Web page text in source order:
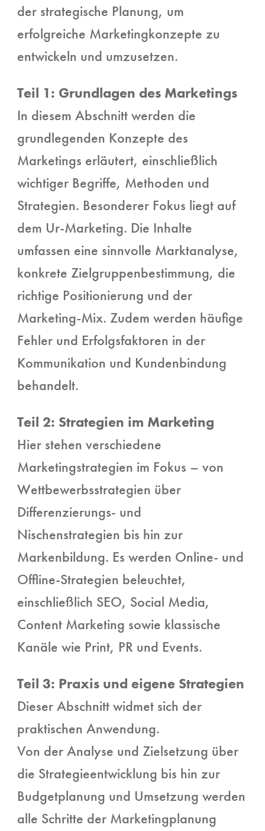
der strategische Planung, um
erfolgreiche Marketingkonzepte zu
entwickeln und umzusetzen.
Teil 1: Grundlagen des Marketings
In diesem Abschnitt werden die
grundlegenden Konzepte des
Marketings erläutert, einschließlich
wichtiger Begriffe, Methoden und
Strategien. Besonderer Fokus liegt auf
dem Ur-Marketing. Die Inhalte
umfassen eine sinnvolle Marktanalyse,
konkrete Zielgruppenbestimmung, die
richtige Positionierung und der
Marketing-Mix. Zudem werden häufige
Fehler und Erfolgsfaktoren in der
Kommunikation und Kundenbindung
behandelt.
Teil 2: Strategien im Marketing
Hier stehen verschiedene
Marketingstrategien im Fokus – von
Wettbewerbsstrategien über
Differenzierungs- und
Nischenstrategien bis hin zur
Markenbildung. Es werden Online- und
Offline-Strategien beleuchtet,
einschließlich SEO, Social Media,
Content Marketing sowie klassische
Kanäle wie Print, PR und Events.
Teil 3: Praxis und eigene Strategien
Dieser Abschnitt widmet sich der
praktischen Anwendung.
Von der Analyse und Zielsetzung über
die Strategieentwicklung bis hin zur
Budgetplanung und Umsetzung werden
alle Schritte der Marketingplanung